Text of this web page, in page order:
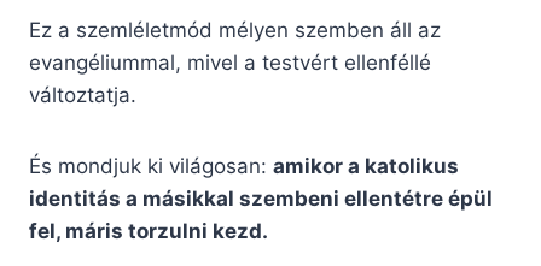
Ez a szemléletmód mélyen szemben áll az
evangéliummal, mivel a testvért ellenféllé
változtatja.
És mondjuk ki világosan: amikor a katolikus
identitás a másikkal szembeni ellentétre épül
fel, máris torzulni kezd.